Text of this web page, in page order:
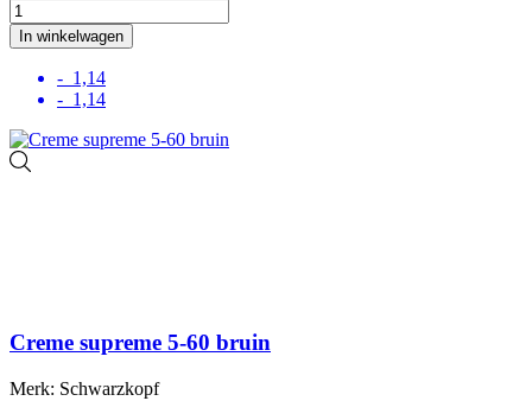
In winkelwagen
- 1,14
- 1,14
Creme supreme 5-60 bruin
Merk: Schwarzkopf